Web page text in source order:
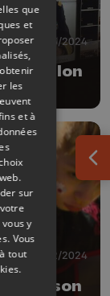
14/03/2024
bataillon
26/02/2024
de son
que
et
les
et à
sur
y
. Vous
tout
.